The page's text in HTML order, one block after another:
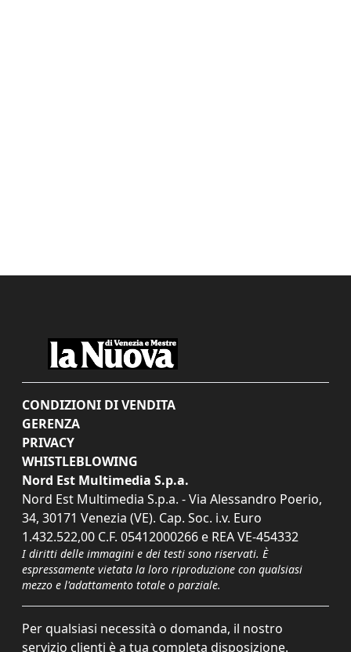
CONDIZIONI DI VENDITA
GERENZA
PRIVACY
WHISTLEBLOWING
Nord Est Multimedia S.p.a.
Nord Est Multimedia S.p.a. - Via Alessandro Poerio,
34, 30171 Venezia (VE). Cap. Soc. i.v. Euro
1.432.522,00 C.F. 05412000266 e REA VE-454332
I diritti delle immagini e dei testi sono riservati. È
espressamente vietata la loro riproduzione con qualsiasi
mezzo e l'adattamento totale o parziale.
Per qualsiasi necessità o domanda, il nostro
servizio clienti è a tua completa disposizione.